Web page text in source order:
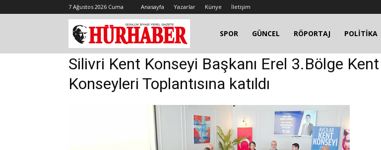
7 Ağustos 2026 Cuma Anasayfa Yazarlar Künye İletişim
SPOR GÜNCEL RÖPORTAJ POLİTİKA
Silivri Kent Konseyi Başkanı Erel 3.Bölge Kent
Konseyleri Toplantısına katıldı